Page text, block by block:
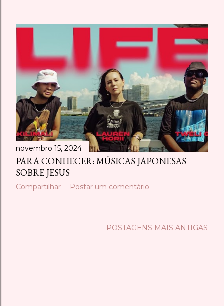
novembro 15, 2024
PARA CONHECER: MÚSICAS JAPONESAS
SOBRE JESUS
Compartilhar Postar um comentário
POSTAGENS MAIS ANTIGAS